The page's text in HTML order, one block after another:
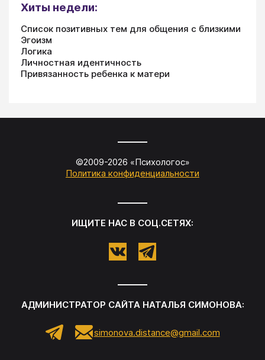
Хиты недели:
Список позитивных тем для общения с близкими
Эгоизм
Логика
Личностная идентичность
Привязанность ребенка к матери
©2009-2026 «Психологос»
Политика конфиденциальности
ИЩИТЕ НАС В СОЦ.СЕТЯХ:
АДМИНИСТРАТОР САЙТА НАТАЛЬЯ СИМОНОВА:
simonova.distance@gmail.com